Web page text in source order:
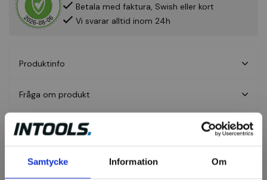
Samtycke Information Om
Betala med faktura, Swish eller kort
Vi svarar alltid inom 24h
Produktinfo
Fråga om produkt
Recensioner